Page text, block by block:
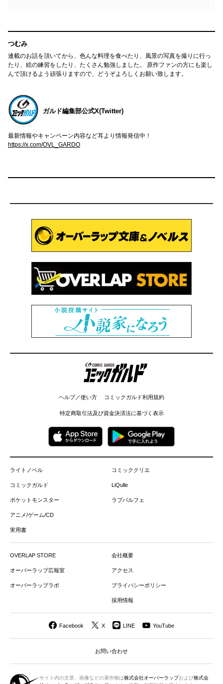
つむみ
連載のお話を頂いてから、色んな料理を食べたり、風景の写真を撮りに行っ
たり、絵の練習をしたり、たくさん勉強しました。 原作ファンの方にも楽し
んで頂けるよう頑張りますので、どうぞよろしくお願い致します。
ガルド編集部公式X(Twitter)
最新情報やキャンペーン内容など耳より情報発信中！
https://x.com/OVL_GARDO
コミックガルド
ヘルプ／使い方 コミックガルド利用規約
特定商取引法及び資金決済法に基づく表示
ライトノベル
コミックガルド
ポケットモンスター
アニメ/ゲーム/CD
実用書
コミッククリエ
LiQulle
ラブパルフェ
OVERLAP STORE
オーバーラップ広報室
オーバーラップラボ
会社概要
アクセス
プライバシーポリシー
採用情報
Facebook X LINE YouTube
お問い合わせ
サイト内の文章、画像などの著作物は株式会社オーバーラップおよび株式会